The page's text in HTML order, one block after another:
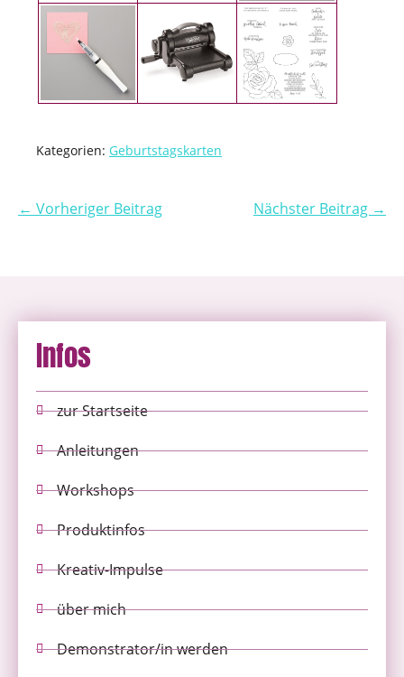
Kategorien: Geburtstagskarten
← Vorheriger Beitrag Nächster Beitrag →
Infos
zur Startseite
Anleitungen
Workshops
Produktinfos
Kreativ-Impulse
über mich
Demonstrator/in werden